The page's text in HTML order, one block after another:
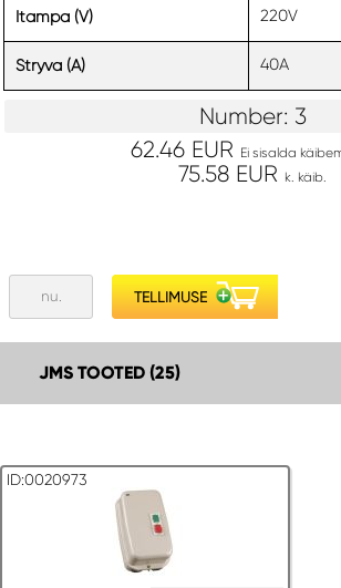
Itampa (V) 220V
Stryva (A) 40A
Number: 3
62.46 EUR Ei sisalda
75.58 EUR k. käib.
JMS TOOTED (25)
ID:0020973